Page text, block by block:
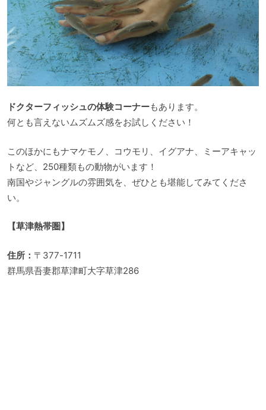
ドクターフィッシュの体験コーナーもあります。
何とも言えないムズムズ感をお試しください！
このほかにもナマケモノ、コウモリ、イグアナ、ミーアキャッ
トなど、250種類もの動物がいます！
南国やジャングルの雰囲気を、ぜひとも堪能してみてくださ
い。
【草津熱帯圏】
住所： 〒377-1711
群馬県吾妻郡草津町大字草津286